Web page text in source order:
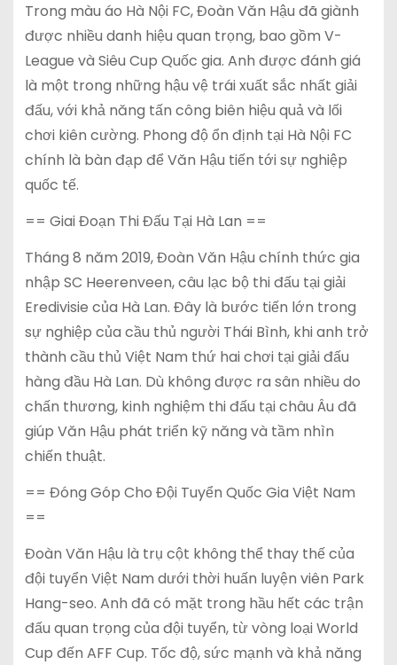
Trong màu áo Hà Nội FC, Đoàn Văn Hậu đã giành
được nhiều danh hiệu quan trọng, bao gồm V-
League và Siêu Cup Quốc gia. Anh được đánh giá
là một trong những hậu vệ trái xuất sắc nhất giải
đấu, với khả năng tấn công biên hiệu quả và lối
chơi kiên cường. Phong độ ổn định tại Hà Nội FC
chính là bàn đạp để Văn Hậu tiến tới sự nghiệp
quốc tế.
== Giai Đoạn Thi Đấu Tại Hà Lan ==
Tháng 8 năm 2019, Đoàn Văn Hậu chính thức gia
nhập SC Heerenveen, câu lạc bộ thi đấu tại giải
Eredivisie của Hà Lan. Đây là bước tiến lớn trong
sự nghiệp của cầu thủ người Thái Bình, khi anh trở
thành cầu thủ Việt Nam thứ hai chơi tại giải đấu
hàng đầu Hà Lan. Dù không được ra sân nhiều do
chấn thương, kinh nghiệm thi đấu tại châu Âu đã
giúp Văn Hậu phát triển kỹ năng và tầm nhìn
chiến thuật.
== Đóng Góp Cho Đội Tuyển Quốc Gia Việt Nam
==
Đoàn Văn Hậu là trụ cột không thể thay thế của
đội tuyển Việt Nam dưới thời huấn luyện viên Park
Hang-seo. Anh đã có mặt trong hầu hết các trận
đấu quan trọng của đội tuyển, từ vòng loại World
Cup đến AFF Cup. Tốc độ, sức mạnh và khả năng